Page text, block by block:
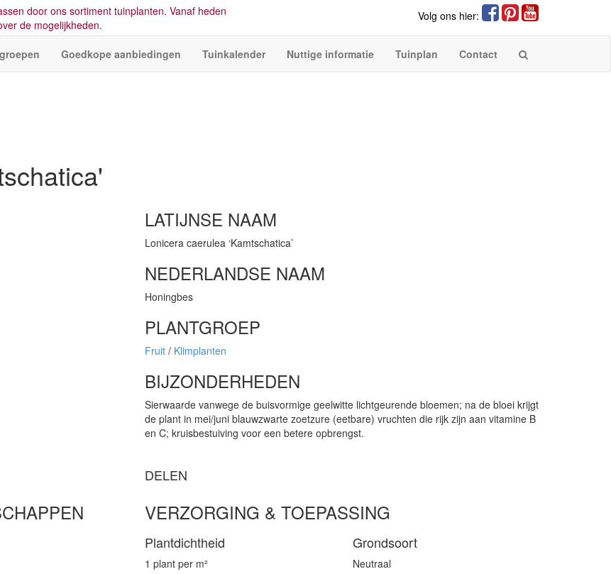
door ons sortiment tuinplanten. Vanaf heden
de mogelijkheden.
Volg ons hier:
Goedkope aanbiedingen Tuinkalender Nuttige informatie Tuinplan Contact
LATIJNSE NAAM
Lonicera caerulea ‘Kamtschatica’
NEDERLANDSE NAAM
Honingbes
PLANTGROEP
Fruit / Klimplanten
BIJZONDERHEDEN
Sierwaarde vanwege de buisvormige geelwitte lichtgeurende bloemen; na de bloei krijgt
de plant in mei/juni blauwzwarte zoetzure (eetbare) vruchten die rijk zijn aan vitamine B
en C; kruisbestuiving voor een betere opbrengst.
DELEN
VERZORGING & TOEPASSING
Plantdichtheid
1 plant per m²
Grondsoort
Neutraal